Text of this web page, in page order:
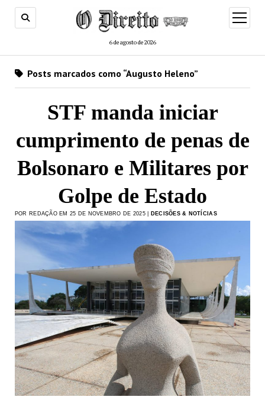
6 de agosto de 2026
menu
de
Posts marcados como “Augusto Heleno”
STF manda iniciar
cumprimento de penas de
Bolsonaro e Militares por
Golpe de Estado
POR REDAÇÃO EM 25 DE NOVEMBRO DE 2025 | DECISÕES & NOTÍCIAS